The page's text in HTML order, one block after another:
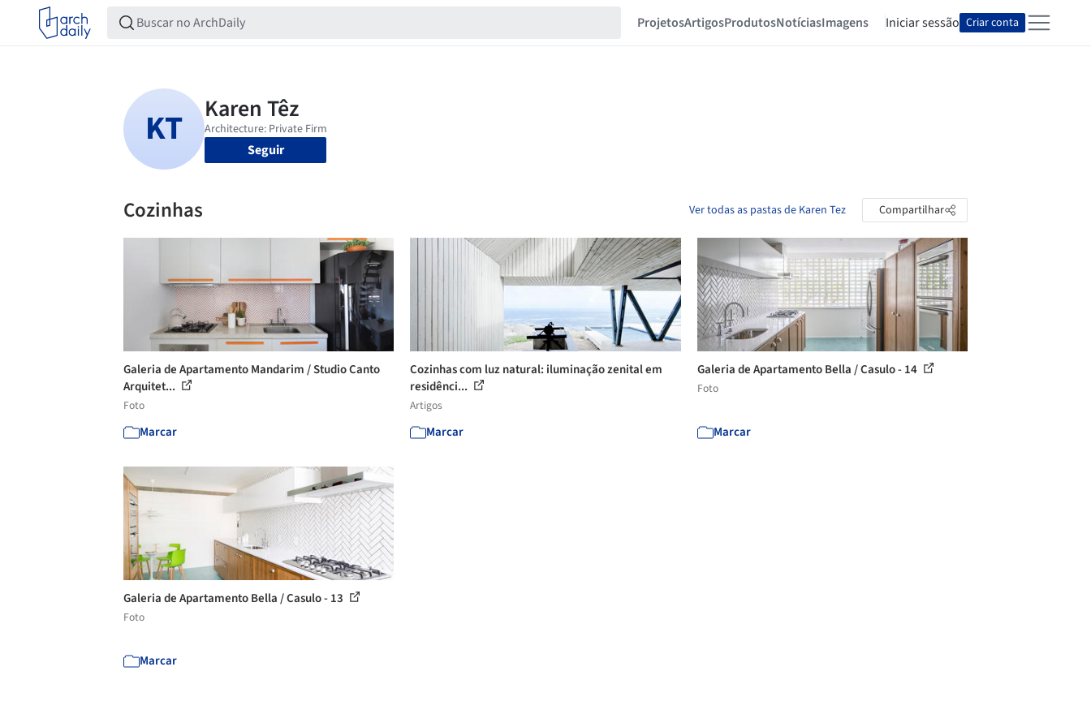
ProjetosArtigosProdutosNotíciasImagens Iniciar sessão Criar conta
Seguir
Cozinhas Ver todas as pastas de Karen Tez Compartilhar
Galeria de Apartamento Mandarim / Studio Canto
Arquitet...
Foto
Marcar
Cozinhas com luz natural: iluminação zenital em
residênci...
Artigos
Marcar
Galeria de Apartamento Bella / Casulo - 14
Foto
Marcar
Galeria de Apartamento Bella / Casulo - 13
Foto
Marcar